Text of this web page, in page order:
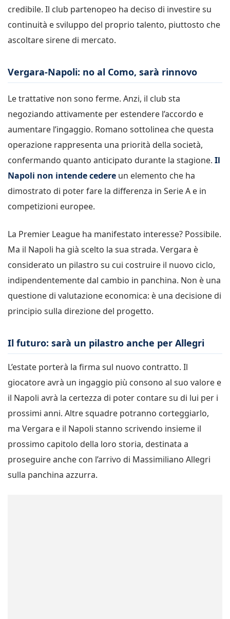
credibile. Il club partenopeo ha deciso di investire su
continuità e sviluppo del proprio talento, piuttosto che
ascoltare sirene di mercato.
Vergara-Napoli: no al Como, sarà rinnovo
Le trattative non sono ferme. Anzi, il club sta
negoziando attivamente per estendere l’accordo e
aumentare l’ingaggio. Romano sottolinea che questa
operazione rappresenta una priorità della società,
confermando quanto anticipato durante la stagione. Il
Napoli non intende cedere un elemento che ha
dimostrato di poter fare la differenza in Serie A e in
competizioni europee.
La Premier League ha manifestato interesse? Possibile.
Ma il Napoli ha già scelto la sua strada. Vergara è
considerato un pilastro su cui costruire il nuovo ciclo,
indipendentemente dal cambio in panchina. Non è una
questione di valutazione economica: è una decisione di
principio sulla direzione del progetto.
Il futuro: sarà un pilastro anche per Allegri
L’estate porterà la firma sul nuovo contratto. Il
giocatore avrà un ingaggio più consono al suo valore e
il Napoli avrà la certezza di poter contare su di lui per i
prossimi anni. Altre squadre potranno corteggiarlo,
ma Vergara e il Napoli stanno scrivendo insieme il
prossimo capitolo della loro storia, destinata a
proseguire anche con l’arrivo di Massimiliano Allegri
sulla panchina azzurra.